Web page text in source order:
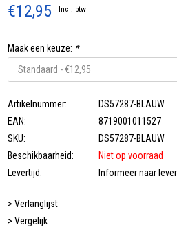
€12,95 Incl. btw
Maak een keuze: *
Artikelnummer:
DS57287-BLAUW
EAN:
8719001011527
SKU:
DS57287-BLAUW
Beschikbaarheid:
Niet op voorraad
Levertijd:
Informeer naar
> Verlanglijst
> Vergelijk